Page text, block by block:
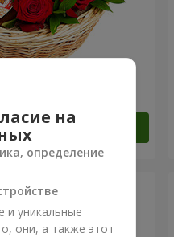
"Классика"
на
определение
и уникальные
они, а также этот